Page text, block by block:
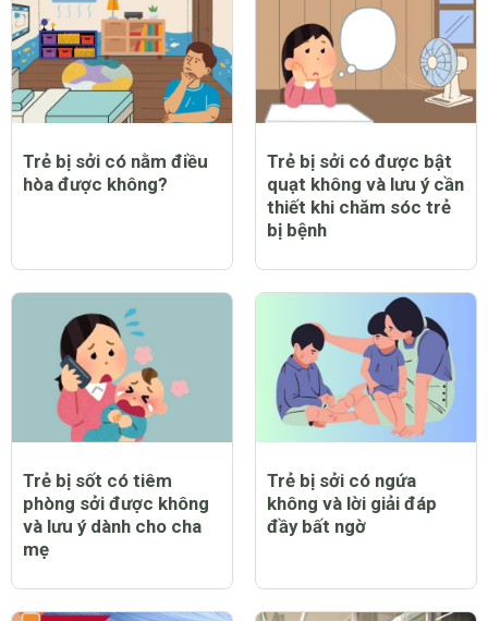
CHỦ ĐỀ MỚI
Trẻ bị sởi có nằm điều
hòa được không?
Trẻ bị sởi có được bật
quạt không và lưu ý cần
thiết khi chăm sóc trẻ
bị bệnh